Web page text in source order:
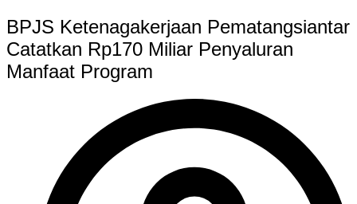
BPJS Ketenagakerjaan Pematangsiantar
Catatkan Rp170 Miliar Penyaluran
Manfaat Program